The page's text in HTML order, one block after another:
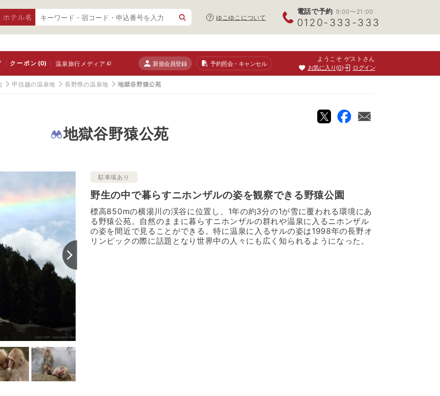
ホテル名 ゆこゆこについて
電話で予約 9:00〜21:00
0120-333-333
クーポン(0) 温泉旅行メディア 新規会員登録 予約照会・キャンセル
ようこそ ゲストさん
お気に入り 0 ログイン
甲信越の温泉地 長野県の温泉地 地獄谷野猿公苑
地獄谷野猿公苑
駐車場あり
野生の中で暮らすニホンザルの姿を観察できる野猿公園
標高850mの横湯川の渓谷に位置し、1年の約3分の1が雪に覆われる環境にあ
る野猿公苑。自然のままに暮らすニホンザルの群れや温泉に入るニホンザル
の姿を間近で見ることができる。特に温泉に入るサルの姿は1998年の長野オ
リンピックの際に話題となり世界中の人々にも広く知られるようになった。